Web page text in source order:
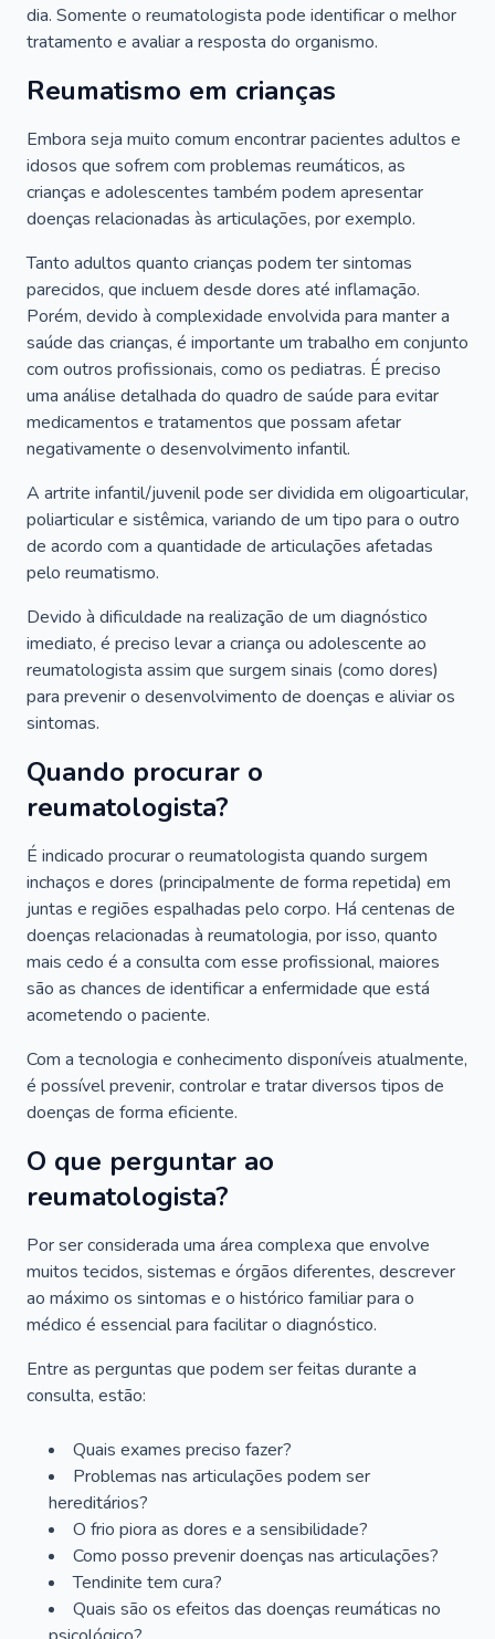
dia. Somente o reumatologista pode identificar o melhor
tratamento e avaliar a resposta do organismo.
Reumatismo em crianças
Embora seja muito comum encontrar pacientes adultos e
idosos que sofrem com problemas reumáticos, as
crianças e adolescentes também podem apresentar
doenças relacionadas às articulações, por exemplo.
Tanto adultos quanto crianças podem ter sintomas
parecidos, que incluem desde dores até inflamação.
Porém, devido à complexidade envolvida para manter a
saúde das crianças, é importante um trabalho em conjunto
com outros profissionais, como os pediatras. É preciso
uma análise detalhada do quadro de saúde para evitar
medicamentos e tratamentos que possam afetar
negativamente o desenvolvimento infantil.
A artrite infantil/juvenil pode ser dividida em oligoarticular,
poliarticular e sistêmica, variando de um tipo para o outro
de acordo com a quantidade de articulações afetadas
pelo reumatismo.
Devido à dificuldade na realização de um diagnóstico
imediato, é preciso levar a criança ou adolescente ao
reumatologista assim que surgem sinais (como dores)
para prevenir o desenvolvimento de doenças e aliviar os
sintomas.
Quando procurar o
reumatologista?
É indicado procurar o reumatologista quando surgem
inchaços e dores (principalmente de forma repetida) em
juntas e regiões espalhadas pelo corpo. Há centenas de
doenças relacionadas à reumatologia, por isso, quanto
mais cedo é a consulta com esse profissional, maiores
são as chances de identificar a enfermidade que está
acometendo o paciente.
Com a tecnologia e conhecimento disponíveis atualmente,
é possível prevenir, controlar e tratar diversos tipos de
doenças de forma eficiente.
O que perguntar ao
reumatologista?
Por ser considerada uma área complexa que envolve
muitos tecidos, sistemas e órgãos diferentes, descrever
ao máximo os sintomas e o histórico familiar para o
médico é essencial para facilitar o diagnóstico.
Entre as perguntas que podem ser feitas durante a
consulta, estão:
Quais exames preciso fazer?
Problemas nas articulações podem ser
hereditários?
O frio piora as dores e a sensibilidade?
Como posso prevenir doenças nas articulações?
Tendinite tem cura?
Quais são os efeitos das doenças reumáticas no